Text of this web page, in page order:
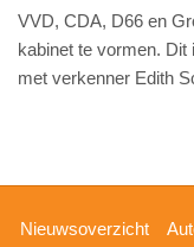
maart
2017
-
04-
VVD, CDA, D66 en
kabinet te vormen.
met verkenner Edith
Hoofdnavigatie
Nieuwsoverzicht